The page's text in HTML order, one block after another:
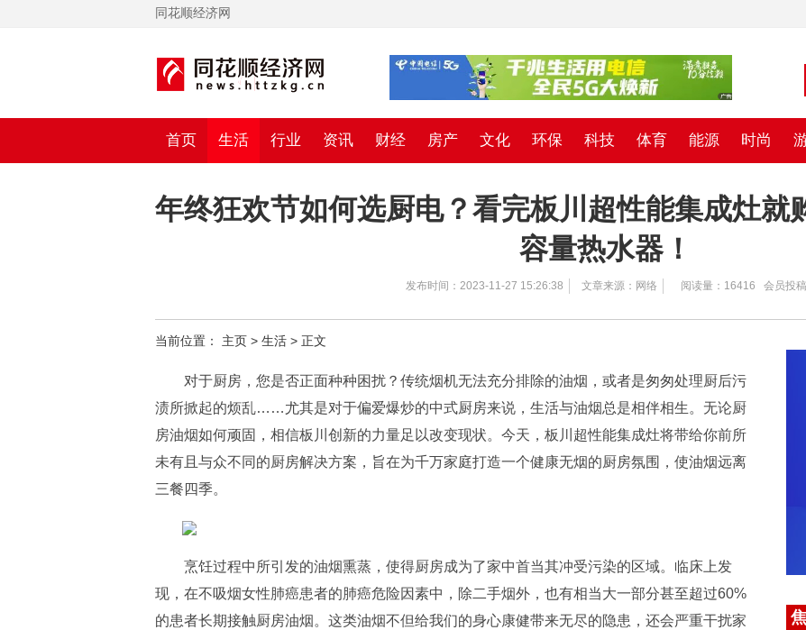
同花顺经济网
首页 生活 行业 资讯 财经 房产 文化 环保 科技 体育 能源 时尚
年终狂欢节如何选厨电？看完板川超性能集成灶就
容量热水器！
发布时间：2023-11-27 15:26:38 文章来源：网络 阅读量：16416 会员投稿
当前位置： 主页 > 生活 > 正文
对于厨房，您是否正面种种困扰？传统烟机无法充分排除的油烟，或者是匆匆处理厨后污
渍所掀起的烦乱……尤其是对于偏爱爆炒的中式厨房来说，生活与油烟总是相伴相生。无论厨
房油烟如何顽固，相信板川创新的力量足以改变现状。今天，板川超性能集成灶将带给你前所
未有且与众不同的厨房解决方案，旨在为千万家庭打造一个健康无烟的厨房氛围，使油烟远离
三餐四季。
烹饪过程中所引发的油烟熏蒸，使得厨房成为了家中首当其冲受污染的区域。临床上发
现，在不吸烟女性肺癌患者的肺癌危险因素中，除二手烟外，也有相当大一部分甚至超过60%
的患者长期接触厨房油烟。这类油烟不但给我们的身心康健带来无尽的隐患，还会严重干扰家